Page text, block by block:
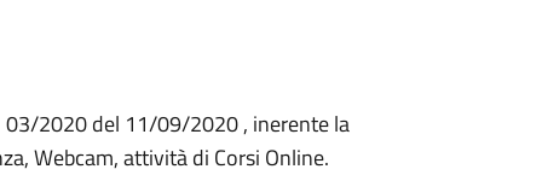
03/2020 del 11/09/2020 , inerente la
Webcam, attività di Corsi Online.